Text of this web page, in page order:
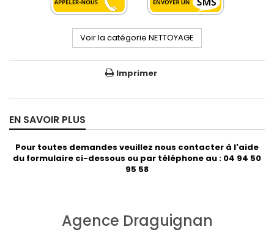
Voir la catégorie NETTOYAGE
Imprimer
EN SAVOIR PLUS
Pour toutes demandes veuillez nous contacter à l'aide
du formulaire ci-dessous ou par téléphone au : 04 94 50
95 58
Agence Draguignan